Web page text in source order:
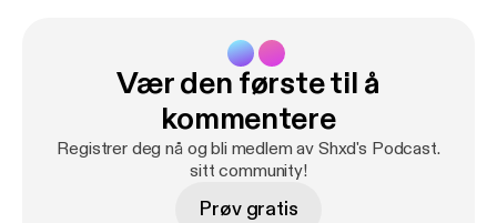
Vær den første til å
kommentere
Registrer deg nå og bli medlem av Shxd's Podcast.
sitt community!
Prøv gratis